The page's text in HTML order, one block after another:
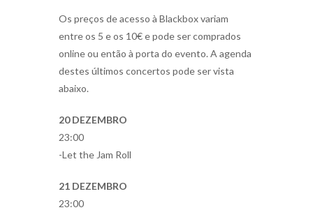
Os preços de acesso à Blackbox variam
entre os 5 e os 10€ e pode ser comprados
online ou então à porta do evento. A agenda
destes últimos concertos pode ser vista
abaixo.
20 DEZEMBRO
23:00
-Let the Jam Roll
21 DEZEMBRO
23:00